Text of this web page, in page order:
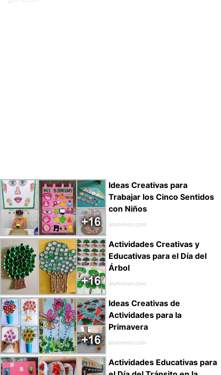
Ideas Creativas para
Trabajar los Cinco Sentidos
con Niños
alumnoon.com
Actividades Creativas y
Educativas para el Día del
Árbol
alumnoon.com
Ideas Creativas de
Actividades para la
Primavera
alumnoon.com
Actividades Educativas para